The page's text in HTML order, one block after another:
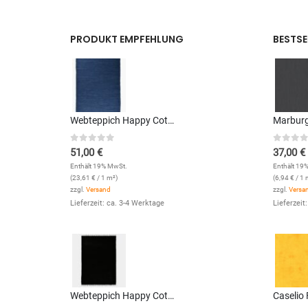
PRODUKT EMPFEHLUNG
Webteppich Happy Cotton Uni (Blau; 120 x 180 cm)
0out of 5
51,00€
Enthält 19% MwSt.
(23,61 € / 1 m²)
zzgl. Versand
Lieferzeit: ca. 3-4 Werktage
Webteppich Happy Cotton Uni (Schwarz; 40 x 60 cm)
0out
37,00€
Enthält
(6,94€ / 1
zzgl.